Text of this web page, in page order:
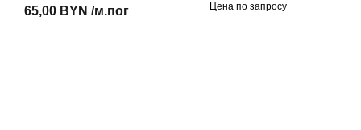
65,00 BYN /м.пог
Цена по запросу